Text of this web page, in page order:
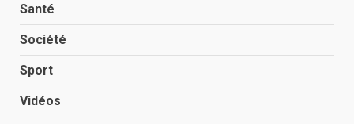
Santé
Société
Sport
Vidéos